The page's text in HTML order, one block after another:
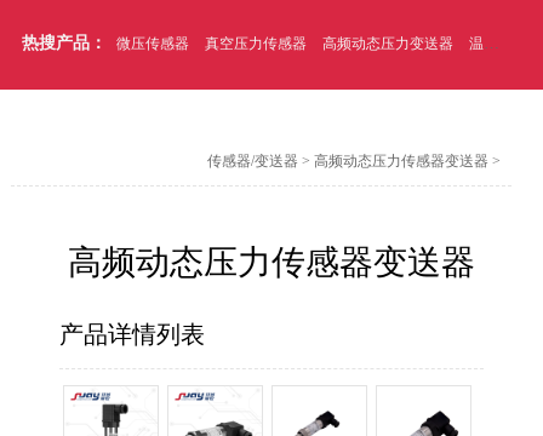
热搜产品： 微压传感器 真空压力传感器 高频动态压力变送器 温压一体式压力传感器
传感器/变送器 >高频动态压力传感器变送器 >
高频动态压力传感器变送器
产品详情列表